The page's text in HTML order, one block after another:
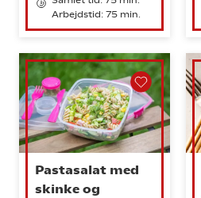
Arbejdstid: 75 min.
Pastasalat med
skinke og